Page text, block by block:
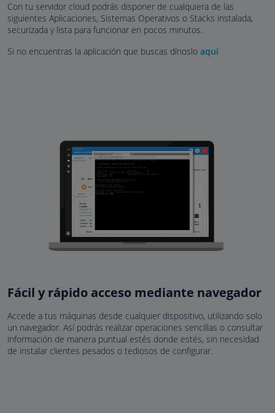
Con tu servidor cloud podrás disponer de cualquiera de las
siguientes Aplicaciones, Sistemas Operativos o Stacks instalada,
securizada y lista para funcionar en pocos minutos.
Si no encuentras la aplicación que buscas dínoslo aquí
Fácil y rápido acceso mediante navegador
Accede a tus máquinas desde cualquier dispositivo, utilizando solo
un navegador. Así podrás realizar operaciones sencillas o consultar
información de manera puntual estés donde estés, sin necesidad
de instalar clientes pesados o tediosos de configurar.